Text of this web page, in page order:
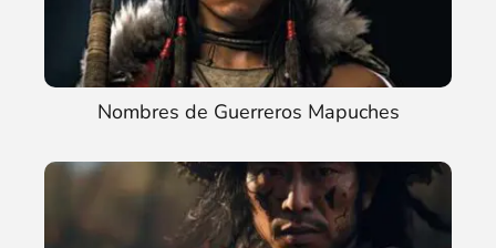
Nombres de Guerreros Mapuches